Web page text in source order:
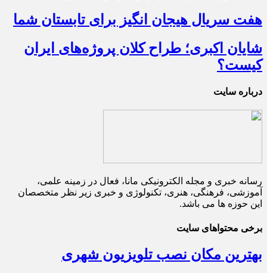
هفت سریال هیجان انگیز برای تابستان شما
شایان اکبری؛ طراح کلان پروژه‌های ایران
کیست؟
درباره سایت
رسانه خبری و مجله الکترونیکی مانا، فعال در زمینه علمی،
آموزشی، فرهنگی، هنری، تکنولوژی و خبری زیر نظر متخصصان
این حوزه ها می باشد.
برخی محتواهای سایت
بهترین مکان نصب تلویزیون شهری